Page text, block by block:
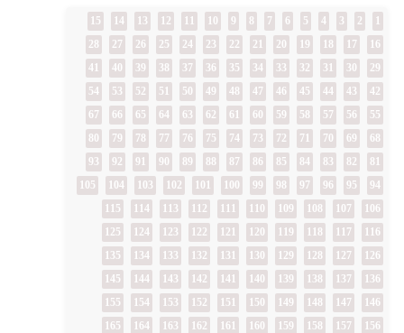
2
3
4
5
6
7
8
9
12
13
14
15
16
17
18
19
20
21
22
23
24
25
26
27
28
29
30
31
32
33
34
35
36
37
38
39
40
41
42
43
44
45
46
47
48
49
50
51
52
53
54
55
56
57
58
59
60
61
62
63
64
65
66
67
68
69
70
71
72
73
74
75
76
77
78
79
80
81
82
83
84
85
86
87
88
89
90
91
92
93
94
95
96
97
98
99
102
103
104
105
106
107
108
109
112
113
114
115
116
117
118
119
120
121
122
123
124
125
126
127
128
129
130
131
132
133
134
135
136
137
138
139
140
141
142
143
144
145
146
147
148
149
150
151
152
153
154
155
156
157
158
159
160
161
162
163
164
165